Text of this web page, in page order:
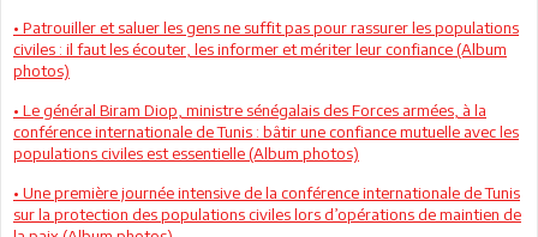
• Patrouiller et saluer les gens ne suffit pas pour rassurer les populations
civiles : il faut les écouter, les informer et mériter leur confiance (Album
photos)
• Le général Biram Diop, ministre sénégalais des Forces armées, à la
conférence internationale de Tunis : bâtir une confiance mutuelle avec les
populations civiles est essentielle (Album photos)
• Une première journée intensive de la conférence internationale de Tunis
sur la protection des populations civiles lors d’opérations de maintien de